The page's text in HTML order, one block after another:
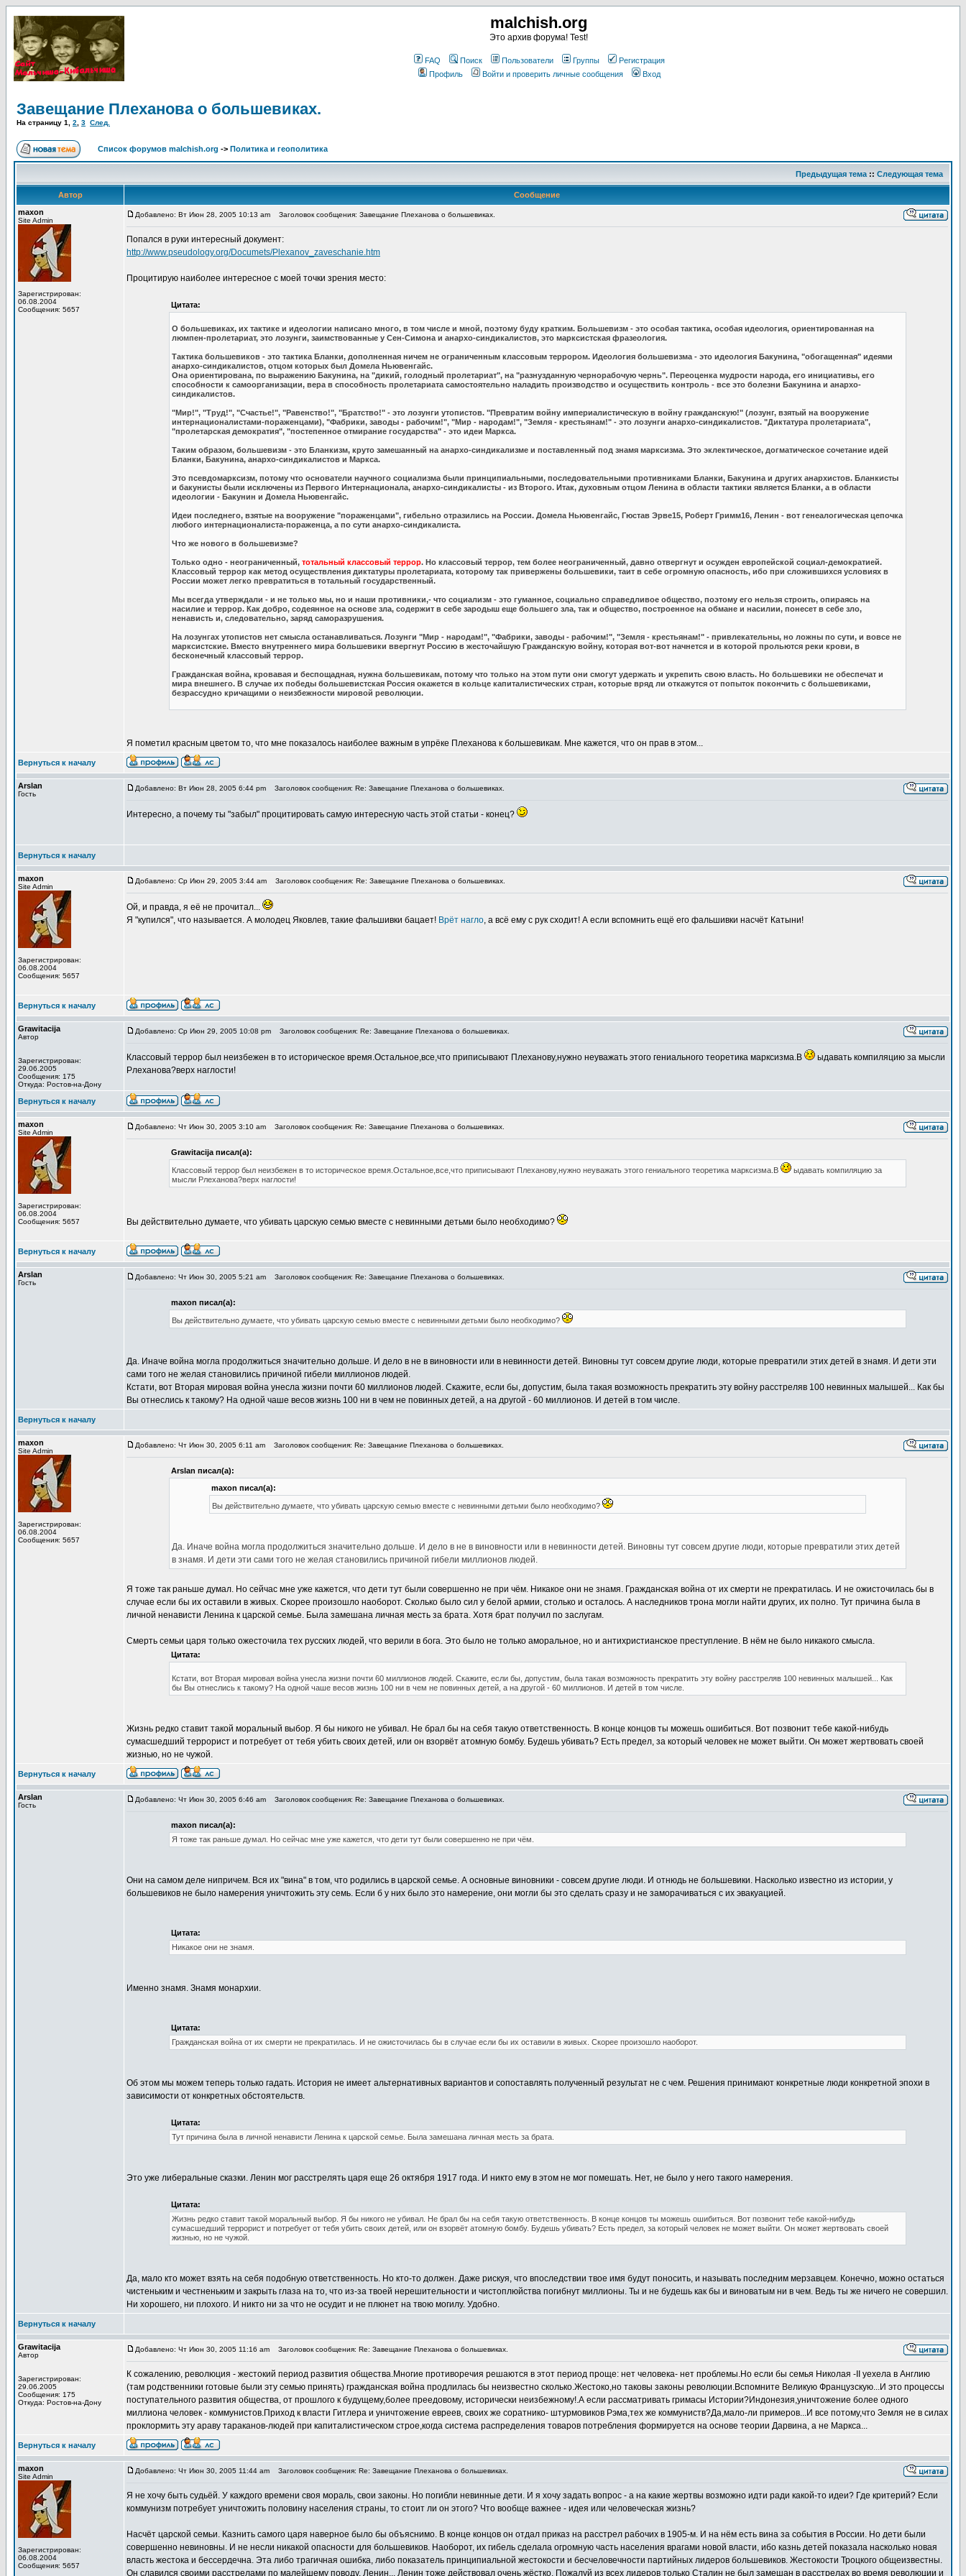
malchish.org
Это архив форума! Test!
FAQ Поиск Пользователи Группы
Регистрация
Профиль
Войти и проверить личные сообщения Вход
Завещание Плеханова о большевиках.
На страницу 1 2 3 След.
Список форумов malchish.org -> Политика и геополитика
Предыдущая тема :: Следующая тема
Автор
Сообщение
maxon
Site Admin
Зарегистрирован:
06.08.2004
Сообщения: 5657
Добавлено: Вт Июн 28, 2005 10:13 am Заголовок сообщения: Завещание Плеханова о большевиках.
Попался в руки интересный документ:
http://www.pseudology.org/Documets/Plexanov_zaveschanie.htm
Процитирую наиболее интересное с моей точки зрения место:
Цитата:
О большевиках, их тактике и идеологии написано много, в том числе и мной, поэтому буду кратким. Большевизм - это особая тактика, особая идеология, ориентированная на
люмпен-пролетариат, это лозунги, заимствованные у Сен-Симона и анархо-синдикалистов, это марксистская фразеология.
Тактика большевиков - это тактика Бланки, дополненная ничем не ограниченным классовым террором. Идеология большевизма - это идеология Бакунина, "обогащенная" идеями
анархо-синдикалистов, отцом которых был Домела Ньювенгайс.
Она ориентирована, по выражению Бакунина, на "дикий, голодный пролетариат", на "разнузданную чернорабочую чернь". Переоценка мудрости народа, его инициативы, его
способности к самоорганизации, вера в способность пролетариата самостоятельно наладить производство и осуществить контроль - все это болезни Бакунина и анархо-
синдикалистов.
"Мир!", "Труд!", "Счастье!", "Равенство!", "Братство!" - это лозунги утопистов. "Превратим войну империалистическую в войну гражданскую!" (лозунг, взятый на вооружение
интернационалистами-пораженцами), "Фабрики, заводы - рабочим!", "Мир - народам!", "Земля - крестьянам!" - это лозунги анархо-синдикалистов. "Диктатура пролетариата",
"пролетарская демократия", "постепенное отмирание государства" - это идеи Маркса.
Таким образом, большевизм - это Бланкизм, круто замешанный на анархо-синдикализме и поставленный под знамя марксизма. Это эклектическое, догматическое сочетание идей
Бланки, Бакунина, анархо-синдикалистов и Маркса.
Это псевдомарксизм, потому что основатели научного социализма были принципиальными, последовательными противниками Бланки, Бакунина и других анархистов. Бланкисты
и бакунисты были исключены из Первого Интернационала, анархо-синдикалисты - из Второго. Итак, духовным отцом Ленина в области тактики является Бланки, а в области
идеологии - Бакунин и Домела Ньювенгайс.
Идеи последнего, взятые на вооружение "пораженцами", гибельно отразились на России. Домела Ньювенгайс, Гюстав Эрве15, Роберт Гримм16, Ленин - вот генеалогическая цепочка
любого интернационалиста-пораженца, а по сути анархо-синдикалиста.
Что же нового в большевизме?
Только одно - неограниченный, тотальный классовый террор. Но классовый террор, тем более неограниченный, давно отвергнут и осужден европейской социал-демократией.
Классовый террор как метод осуществления диктатуры пролетариата, которому так привержены большевики, таит в себе огромную опасность, ибо при сложившихся условиях в
России может легко превратиться в тотальный государственный.
Мы всегда утверждали - и не только мы, но и наши противники,- что социализм - это гуманное, социально справедливое общество, поэтому его нельзя строить, опираясь на
насилие и террор. Как добро, содеянное на основе зла, содержит в себе зародыш еще большего зла, так и общество, построенное на обмане и насилии, понесет в себе зло,
ненависть и, следовательно, заряд саморазрушения.
На лозунгах утопистов нет смысла останавливаться. Лозунги "Мир - народам!", "Фабрики, заводы - рабочим!", "Земля - крестьянам!" - привлекательны, но ложны по сути, и вовсе не
марксистские. Вместо внутреннего мира большевики ввергнут Россию в жесточайшую Гражданскую войну, которая вот-вот начнется и в которой прольются реки крови, в
бесконечный классовый террор.
Гражданская война, кровавая и беспощадная, нужна большевикам, потому что только на этом пути они смогут удержать и укрепить свою власть. Но большевики не обеспечат и
мира внешнего. В случае их победы большевистская Россия окажется в кольце капиталистических стран, которые вряд ли откажутся от попыток покончить с большевиками,
безрассудно кричащими о неизбежности мировой революции.
Я пометил красным цветом то, что мне показалось наиболее важным в упрёке Плеханова к большевикам. Мне кажется, что он прав в этом...
Вернуться к началу
Arslan
Гость
Добавлено: Вт Июн 28, 2005 6:44 pm Заголовок сообщения: Re: Завещание Плеханова о большевиках.
Интересно, а почему ты "забыл" процитировать самую интересную часть этой статьи - конец?
Вернуться к началу
maxon
Site Admin
Зарегистрирован:
06.08.2004
Сообщения: 5657
Добавлено: Ср Июн 29, 2005 3:44 am Заголовок сообщения: Re: Завещание Плеханова о большевиках.
Ой, и правда, я её не прочитал...
Я "купился", что называется. А молодец Яковлев, такие фальшивки бацает! Врёт нагло, а всё ему с рук сходит! А если вспомнить ещё его фальшивки насчёт Катыни!
Вернуться к началу
Grawitacija
Автор
Зарегистрирован:
29.06.2005
Сообщения: 175
Откуда: Ростов-на-Дону
Добавлено: Ср Июн 29, 2005 10:08 pm Заголовок сообщения: Re: Завещание Плеханова о большевиках.
Классовый террор был неизбежен в то историческое время.Остальное,все,что приписывают Плеханову,нужно неуважать этого гениального теоретика марксизма.В
ыдавать компиляцию за мысли
Рлеханова?верх наглости!
Вернуться к началу
maxon
Site Admin
Зарегистрирован:
06.08.2004
Сообщения: 5657
Добавлено: Чт Июн 30, 2005 3:10 am Заголовок сообщения: Re: Завещание Плеханова о большевиках.
Grawitacija писал(а):
Классовый террор был неизбежен в то историческое время.Остальное,все,что приписывают Плеханову,нужно неуважать этого гениального теоретика марксизма.В
ыдавать компиляцию за
мысли Рлеханова?верх наглости!
Вы действительно думаете, что убивать царскую семью вместе с невинными детьми было необходимо?
Вернуться к началу
Arslan
Гость
Добавлено: Чт Июн 30, 2005 5:21 am Заголовок сообщения: Re: Завещание Плеханова о большевиках.
maxon писал(а):
Вы действительно думаете, что убивать царскую семью вместе с невинными детьми было необходимо?
Да. Иначе война могла продолжиться значительно дольше. И дело в не в виновности или в невинности детей. Виновны тут совсем другие люди, которые превратили этих детей в знамя. И дети эти
сами того не желая становились причиной гибели миллионов людей.
Кстати, вот Вторая мировая война унесла жизни почти 60 миллионов людей. Скажите, если бы, допустим, была такая возможность прекратить эту войну расстреляв 100 невинных малышей... Как бы
Вы отнеслись к такому? На одной чаше весов жизнь 100 ни в чем не повинных детей, а на другой - 60 миллионов. И детей в том числе.
Вернуться к началу
maxon
Site Admin
Зарегистрирован:
06.08.2004
Сообщения: 5657
Добавлено: Чт Июн 30, 2005 6:11 am Заголовок сообщения: Re: Завещание Плеханова о большевиках.
Arslan писал(а):
maxon писал(а):
Вы действительно думаете, что убивать царскую семью вместе с невинными детьми было необходимо?
Да. Иначе война могла продолжиться значительно дольше. И дело в не в виновности или в невинности детей. Виновны тут совсем другие люди, которые превратили этих детей
в знамя. И дети эти сами того не желая становились причиной гибели миллионов людей.
Я тоже так раньше думал. Но сейчас мне уже кажется, что дети тут были совершенно не при чём. Никакое они не знамя. Гражданская война от их смерти не прекратилась. И не ожисточилась бы в
случае если бы их оставили в живых. Скорее произошло наоборот. Сколько было сил у белой армии, столько и осталось. А наследников трона могли найти других, их полно. Тут причина была в
личной ненависти Ленина к царской семье. Была замешана личная месть за брата. Хотя брат получил по заслугам.
Смерть семьи царя только ожесточила тех русских людей, что верили в бога. Это было не только аморальное, но и антихристианское преступление. В нём не было никакого смысла.
Цитата:
Кстати, вот Вторая мировая война унесла жизни почти 60 миллионов людей. Скажите, если бы, допустим, была такая возможность прекратить эту войну расстреляв 100 невинных малышей... Как
бы Вы отнеслись к такому? На одной чаше весов жизнь 100 ни в чем не повинных детей, а на другой - 60 миллионов. И детей в том числе.
Жизнь редко ставит такой моральный выбор. Я бы никого не убивал. Не брал бы на себя такую ответственность. В конце концов ты можешь ошибиться. Вот позвонит тебе какой-нибудь
сумасшедший террорист и потребует от тебя убить своих детей, или он взорвёт атомную бомбу. Будешь убивать? Есть предел, за который человек не может выйти. Он может жертвовать своей
жизнью, но не чужой.
Вернуться к началу
Arslan
Гость
Добавлено: Чт Июн 30, 2005 6:46 am Заголовок сообщения: Re: Завещание Плеханова о большевиках.
maxon писал(а):
Я тоже так раньше думал. Но сейчас мне уже кажется, что дети тут были совершенно не при чём.
Они на самом деле нипричем. Вся их "вина" в том, что родились в царской семье. А основные виновники - совсем другие люди. И отнюдь не большевики. Насколько известно из истории, у
большевиков не было намерения уничтожить эту семь. Если б у них было это намерение, они могли бы это сделать сразу и не заморачиваться с их эвакуацией.
Цитата:
Никакое они не знамя.
Именно знамя. Знамя монархии.
Цитата:
Гражданская война от их смерти не прекратилась. И не ожисточилась бы в случае если бы их оставили в живых. Скорее произошло наоборот.
Об этом мы можем теперь только гадать. История не имеет альтернативных вариантов и сопоставлять полученный результат не с чем. Решения принимают конкретные люди конкретной эпохи в
зависимости от конкретных обстоятельств.
Цитата:
Тут причина была в личной ненависти Ленина к царской семье. Была замешана личная месть за брата.
Это уже либеральные сказки. Ленин мог расстрелять царя еще 26 октября 1917 года. И никто ему в этом не мог помешать. Нет, не было у него такого намерения.
Цитата:
Жизнь редко ставит такой моральный выбор. Я бы никого не убивал. Не брал бы на себя такую ответственность. В конце концов ты можешь ошибиться. Вот позвонит тебе какой-нибудь
сумасшедший террорист и потребует от тебя убить своих детей, или он взорвёт атомную бомбу. Будешь убивать? Есть предел, за который человек не может выйти. Он может жертвовать своей
жизнью, но не чужой.
Да, мало кто может взять на себя подобную ответственность. Но кто-то должен. Даже рискуя, что впоследствии твое имя будут поносить, и называть последним мерзавцем. Конечно, можно остаться
чистеньким и честненьким и закрыть глаза на то, что из-за твоей нерешительности и чистоплюйства погибнут миллионы. Ты и не будешь как бы и виноватым ни в чем. Ведь ты же ничего не совершил.
Ни хорошего, ни плохого. И никто ни за что не осудит и не плюнет на твою могилу. Удобно.
Вернуться к началу
Grawitacija
Автор
Зарегистрирован:
29.06.2005
Сообщения: 175
Откуда: Ростов-на-Дону
Добавлено: Чт Июн 30, 2005 11:16 am Заголовок сообщения: Re: Завещание Плеханова о большевиках.
К сожалению, революция - жестокий период развития общества.Многие противоречия решаются в этот период проще: нет человека- нет проблемы.Но если бы семья Николая -II уехела в Англию
(там родственники готовые были эту семью принять) гражданская война продлилась бы неизвестно сколько.Жестоко,но таковы законы революции.Вспомните Великую Французскую...И это процессы
поступательного развития общества, от прошлого к будущему,более преедовому, исторически неизбежному!.А если рассматривать гримасы Истории?Индонезия,уничтожение более одного
миллиона человек - коммунистов.Приход к власти Гитлера и уничтожение евреев, своих же соратнико- штурмовиков Рэма,тех же коммуниств?Да,мало-ли примеров...И все потому,что Земля не в силах
проклормить эту араву тараканов-людей при капиталистическом строе,когда система распределения товаров потребления формируется на основе теории Дарвина, а не Маркса...
Вернуться к началу
maxon
Site Admin
Зарегистрирован:
06.08.2004
Сообщения: 5657
Добавлено: Чт Июн 30, 2005 11:44 am Заголовок сообщения: Re: Завещание Плеханова о большевиках.
Я не хочу быть судьёй. У каждого времени своя мораль, свои законы. Но погибли невинные дети. И я хочу задать вопрос - а на какие жертвы возможно идти ради какой-то идеи? Где критерий? Если
коммунизм потребует уничтожить половину населения страны, то стоит ли он этого? Что вообще важнее - идея или человеческая жизнь?
Насчёт царской семьи. Казнить самого царя наверное было бы объяснимо. В конце концов он отдал приказ на расстрел рабочих в 1905-м. И на нём есть вина за события в России. Но дети были
совершенно невиновны. И не несли никакой опасности для большевиков. Наоборот, их гибель сделала огромную часть населения врагами новой власти, ибо казнь детей показала насколько новая
власть жестока и бессердечна. Эта либо трагичная ошибка, либо показатель принципиальной жестокости и бесчеловечности партийных лидеров большевиков. Жестокости Троцкого общеизвестны.
Он славился своими расстрелами по малейшему поводу. Ленин... Ленин тоже действовал очень жёстко. Пожалуй из всех лидеров только Сталин не был замешан в расстрелах во время революции и